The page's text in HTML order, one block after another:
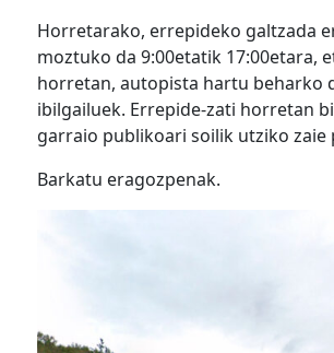
Horretarako, errepideko galtzada
moztuko da 9:00etatik 17:00etara,
horretan, autopista hartu beharko
ibilgailuek. Errepide-zati horretan
garraio publikoari soilik utziko zaie
Barkatu eragozpenak.